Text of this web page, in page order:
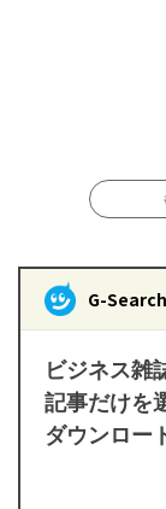
G-Search
ビジネス雑
記事だけを
ダウンロー